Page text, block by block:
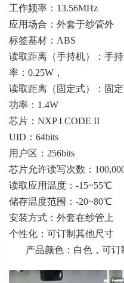
工作频率：13.56MHz
应用场合：外套于纱管外
标签基材：ABS
读取距离（手持机）：手
率：0.25W，
读取距离（固定式）：固
功率：1.4W
芯片：NXP I CODE II
UID：64bits
用户区：256bits
芯片允许读写次数：
读取应用温度：-15~55℃
储存温度范围：-20~80℃
安装方式：外套在纱管上
个性化：可订制其他尺寸
产品颜色：白色，可订